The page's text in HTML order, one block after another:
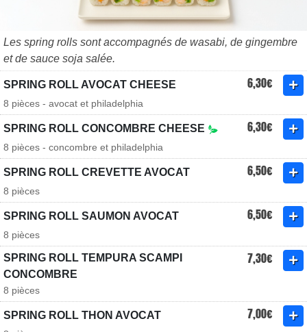
Les spring rolls sont accompagnés de wasabi, de gingembre
et de sauce soja salée.
SPRING ROLL AVOCAT CHEESE 6,30€
8 pièces - avocat et philadelphia
SPRING ROLL CONCOMBRE CHEESE 6,30€
8 pièces - concombre et philadelphia
SPRING ROLL CREVETTE AVOCAT 6,50€
8 pièces
SPRING ROLL SAUMON AVOCAT 6,50€
8 pièces
SPRING ROLL TEMPURA SCAMPI
CONCOMBRE
7,30€
8 pièces
SPRING ROLL THON AVOCAT 7,00€